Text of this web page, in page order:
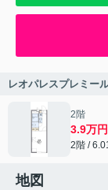
レオパレスプレミー
2階
3.9万円
2階 /
地図